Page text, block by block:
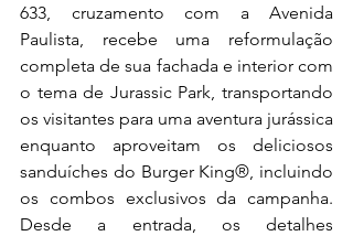
633, cruzamento com a Avenida
Paulista, recebe uma reformulação
completa de sua fachada e interior com
o tema de Jurassic Park, transportando
os visitantes para uma aventura jurássica
enquanto aproveitam os deliciosos
sanduíches do Burger King®, incluindo
os combos exclusivos da campanha.
Desde a entrada, os detalhes